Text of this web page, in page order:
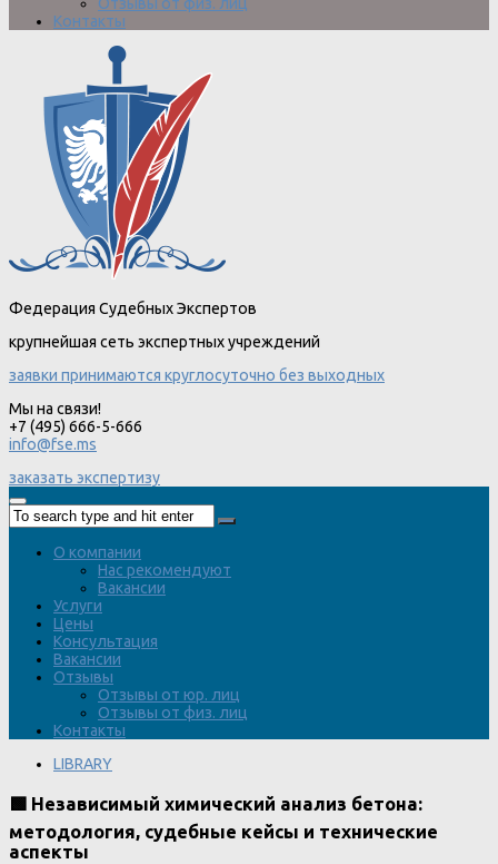
Отзывы от физ. лиц
Контакты
Федерация Судебных Экспертов
крупнейшая сеть экспертных учреждений
заявки принимаются круглосуточно без выходных
Мы на связи!
+7 (495) 666-5-666
info@fse.ms
заказать экспертизу
О компании
Нас рекомендуют
Вакансии
Услуги
Цены
Консультация
Вакансии
Отзывы
Отзывы от юр. лиц
Отзывы от физ. лиц
Контакты
LIBRARY
🟩 Независимый химический анализ бетона:
методология, судебные кейсы и технические
аспекты